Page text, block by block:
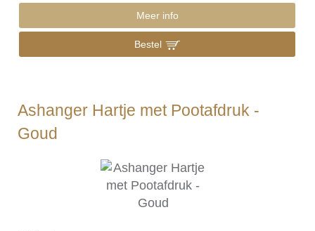
Meer info
Bestel
Ashanger Hartje met Pootafdruk -
Goud